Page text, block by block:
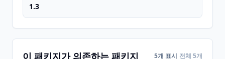
1.3
이 패키지가 의존하는 패키지 5개 표시 전체 5개